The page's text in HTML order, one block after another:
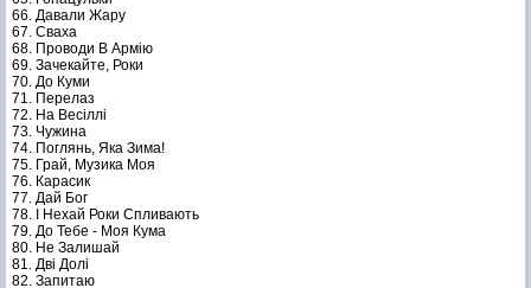
66. Давали Жару
67. Сваха
68. Проводи В Армію
69. Зачекайте, Роки
70. До Куми
71. Перелаз
72. На Весіллі
73. Чужина
74. Поглянь, Яка Зима!
75. Грай, Музика Моя
76. Карасик
77. Дай Бог
78. І Нехай Роки Спливають
79. До Тебе - Моя Кума
80. Не Залишай
81. Дві Долі
82. Запитаю